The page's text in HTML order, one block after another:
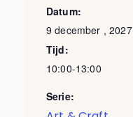
Datum:
9 december , 2027
Tijd:
10:00-13:00
Serie: